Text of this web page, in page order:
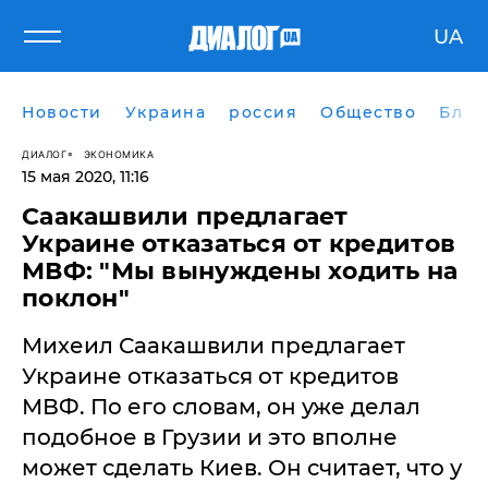
UA
Новости Украина россия Общество
ДИАЛОГ ЭКОНОМИКА
15 мая 2020, 11:16
Саакашвили предлагает
Украине отказаться от кредитов
МВФ: "Мы вынуждены ходить на
поклон"
Михеил Саакашвили предлагает
Украине отказаться от кредитов
МВФ. По его словам, он уже делал
подобное в Грузии и это вполне
может сделать Киев. Он считает, что у